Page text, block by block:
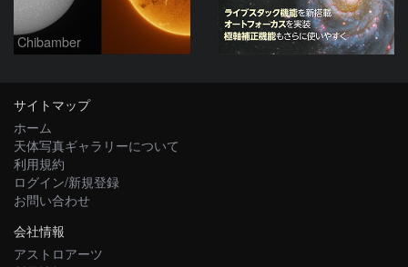
Chibamber
サイトマップ
ホーム
天体写真ギャラリーについて
利用規約
ログイン/新規登録
お問い合わせ
会社情報
アストロアーツ